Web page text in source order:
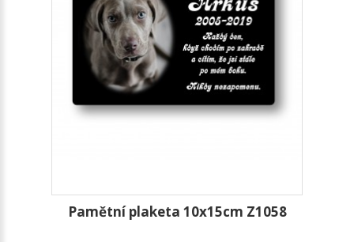
Pamětní plaketa 10x15cm Z1058